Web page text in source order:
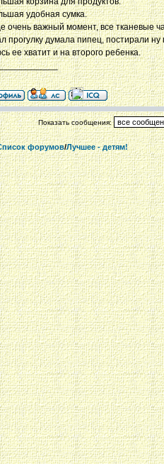
удобная сумка.
очень важный момент, все тканевые
прогулку думала пипец, постирали
ее хватит и на второго ребенка.
Показать сообщения:
форумов/Лучшее - детям!